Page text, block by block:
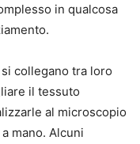
in qualcosa
si collegano tra loro
il tessuto
al microscopio
mano. Alcuni